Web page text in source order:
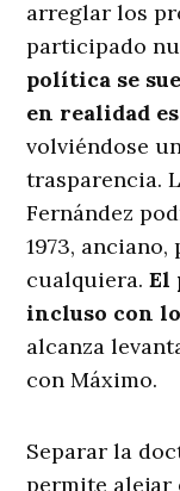
arreglar los
participado
política se
en realidad
volviéndose
trasparencia.
Fernández
1973,
cualquiera.El
incluso con
alcanza
con Máximo.
Separar la
permite alejar